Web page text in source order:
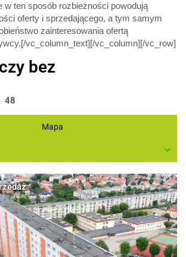
w ten sposób rozbieżności powodują
oferty i sprzedającego, a tym samym
zainteresowania ofertą
vc_column_text][/vc_column][/vc_row]
bez
48
Mapa